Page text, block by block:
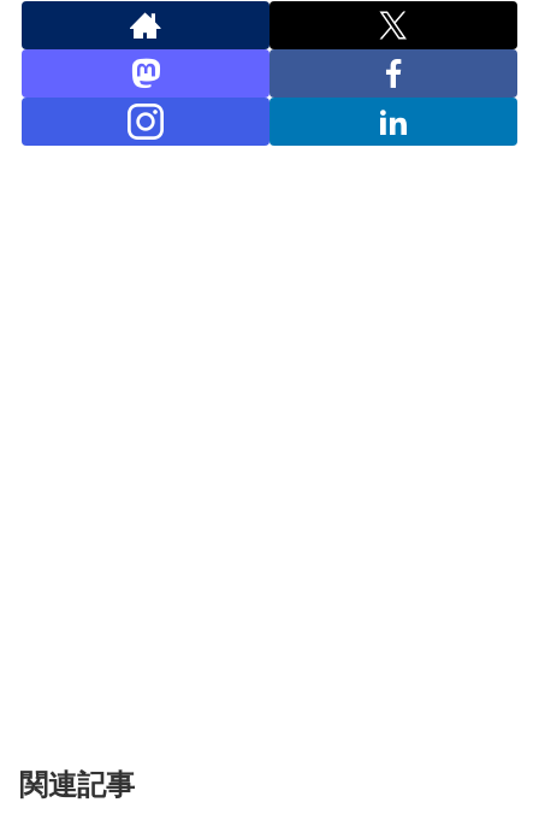
関連記事